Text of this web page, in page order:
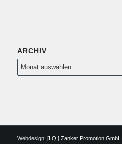
ARCHIV
Webdesign: [I.Q.] Zanker Promotion GmbH